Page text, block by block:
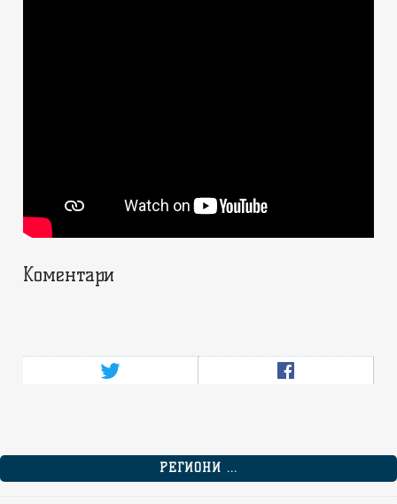
Коментари
РЕГИОНИ ...